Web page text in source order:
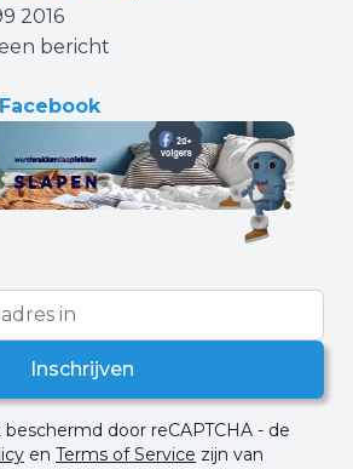
2016‬
bericht
Inschrijven
door reCAPTCHA - de
en Terms of Service zijn van